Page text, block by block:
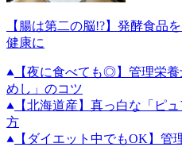
【腸は第二の脳!?】発酵食品
健康に
【夜に食べても◎】管理栄
めし」のコツ
【北海道産】真っ白な「ピ
方
【ダイエット中でもOK】